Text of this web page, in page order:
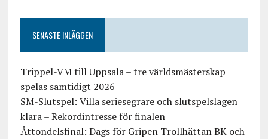
SENASTE INLÄGGEN
Trippel-VM till Uppsala – tre världsmästerskap
spelas samtidigt 2026
SM-Slutspel: Villa seriesegrare och slutspelslagen
klara – Rekordintresse för finalen
Åttondelsfinal: Dags för Gripen Trollhättan BK och